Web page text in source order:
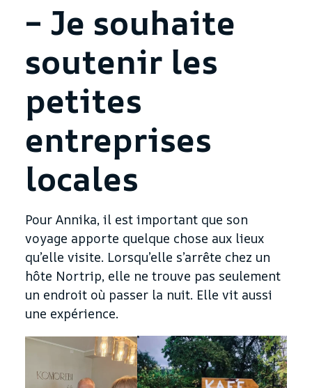
– Je souhaite
soutenir les
petites
entreprises
locales
Pour Annika, il est important que son
voyage apporte quelque chose aux lieux
qu’elle visite. Lorsqu’elle s’arrête chez un
hôte Nortrip, elle ne trouve pas seulement
un endroit où passer la nuit. Elle vit aussi
une expérience.